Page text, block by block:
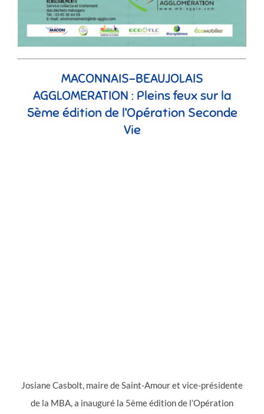
MACONNAIS-BEAUJOLAIS
AGGLOMERATION : Pleins feux sur la
5ème édition de l’Opération Seconde
Vie
Josiane Casbolt, maire de Saint-Amour et vice-présidente
de la MBA, a inauguré la 5ème édition de l’Opération